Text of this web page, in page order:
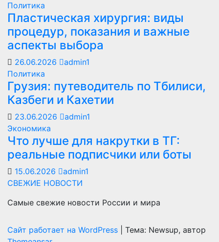
Политика
Пластическая хирургия: виды
процедур, показания и важные
аспекты выбора
26.06.2026
admin1
Политика
Грузия: путеводитель по Тбилиси,
Казбеги и Кахетии
23.06.2026
admin1
Экономика
Что лучше для накрутки в ТГ:
реальные подписчики или боты
15.06.2026
admin1
СВЕЖИЕ НОВОСТИ
Самые свежие новости России и мира
Сайт работает на WordPress
Тема: Newsup, автор